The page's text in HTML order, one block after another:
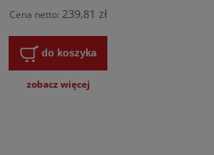
Cena netto: 239,81 zł
do koszyka
zobacz więcej